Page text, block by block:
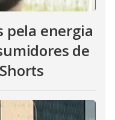
pela energia
de